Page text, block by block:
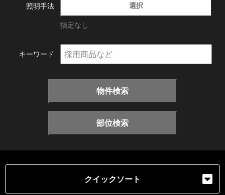
照明手法 選択
指定なし
キーワード
物件検索
部位検索
クイックソート